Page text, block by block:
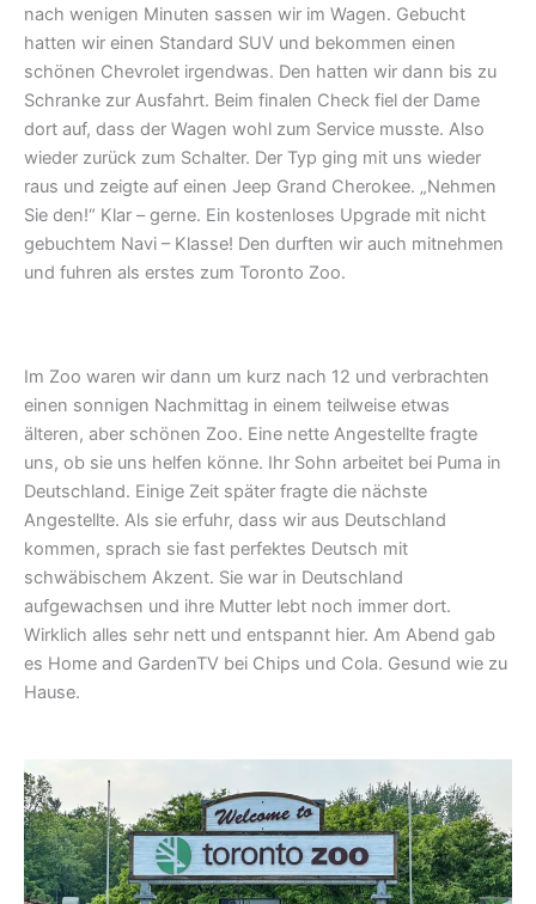
nach wenigen Minuten sassen wir im Wagen. Gebucht
hatten wir einen Standard SUV und bekommen einen
schönen Chevrolet irgendwas. Den hatten wir dann bis zu
Schranke zur Ausfahrt. Beim finalen Check fiel der Dame
dort auf, dass der Wagen wohl zum Service musste. Also
wieder zurück zum Schalter. Der Typ ging mit uns wieder
raus und zeigte auf einen Jeep Grand Cherokee. „Nehmen
Sie den!“ Klar – gerne. Ein kostenloses Upgrade mit nicht
gebuchtem Navi – Klasse! Den durften wir auch mitnehmen
und fuhren als erstes zum Toronto Zoo.
Im Zoo waren wir dann um kurz nach 12 und verbrachten
einen sonnigen Nachmittag in einem teilweise etwas
älteren, aber schönen Zoo. Eine nette Angestellte fragte
uns, ob sie uns helfen könne. Ihr Sohn arbeitet bei Puma in
Deutschland. Einige Zeit später fragte die nächste
Angestellte. Als sie erfuhr, dass wir aus Deutschland
kommen, sprach sie fast perfektes Deutsch mit
schwäbischem Akzent. Sie war in Deutschland
aufgewachsen und ihre Mutter lebt noch immer dort.
Wirklich alles sehr nett und entspannt hier. Am Abend gab
es Home and GardenTV bei Chips und Cola. Gesund wie zu
Hause.